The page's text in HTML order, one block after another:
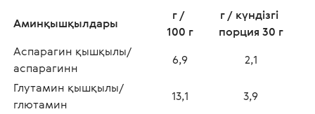
Аминқышқылдары
г /
100 г
г / күндізгі
порция 30 г
Аспарагин қышқылы/
аспарагинн
6,9
2,1
Глутамин қышқылы/
глютамин
13,1
3,9